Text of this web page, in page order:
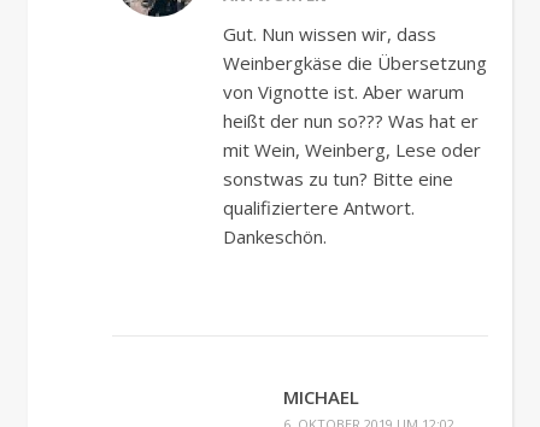
Gut. Nun wissen wir, dass
Weinbergkäse die Übersetzung
von Vignotte ist. Aber warum
heißt der nun so??? Was hat er
mit Wein, Weinberg, Lese oder
sonstwas zu tun? Bitte eine
qualifiziertere Antwort.
Dankeschön.
MICHAEL